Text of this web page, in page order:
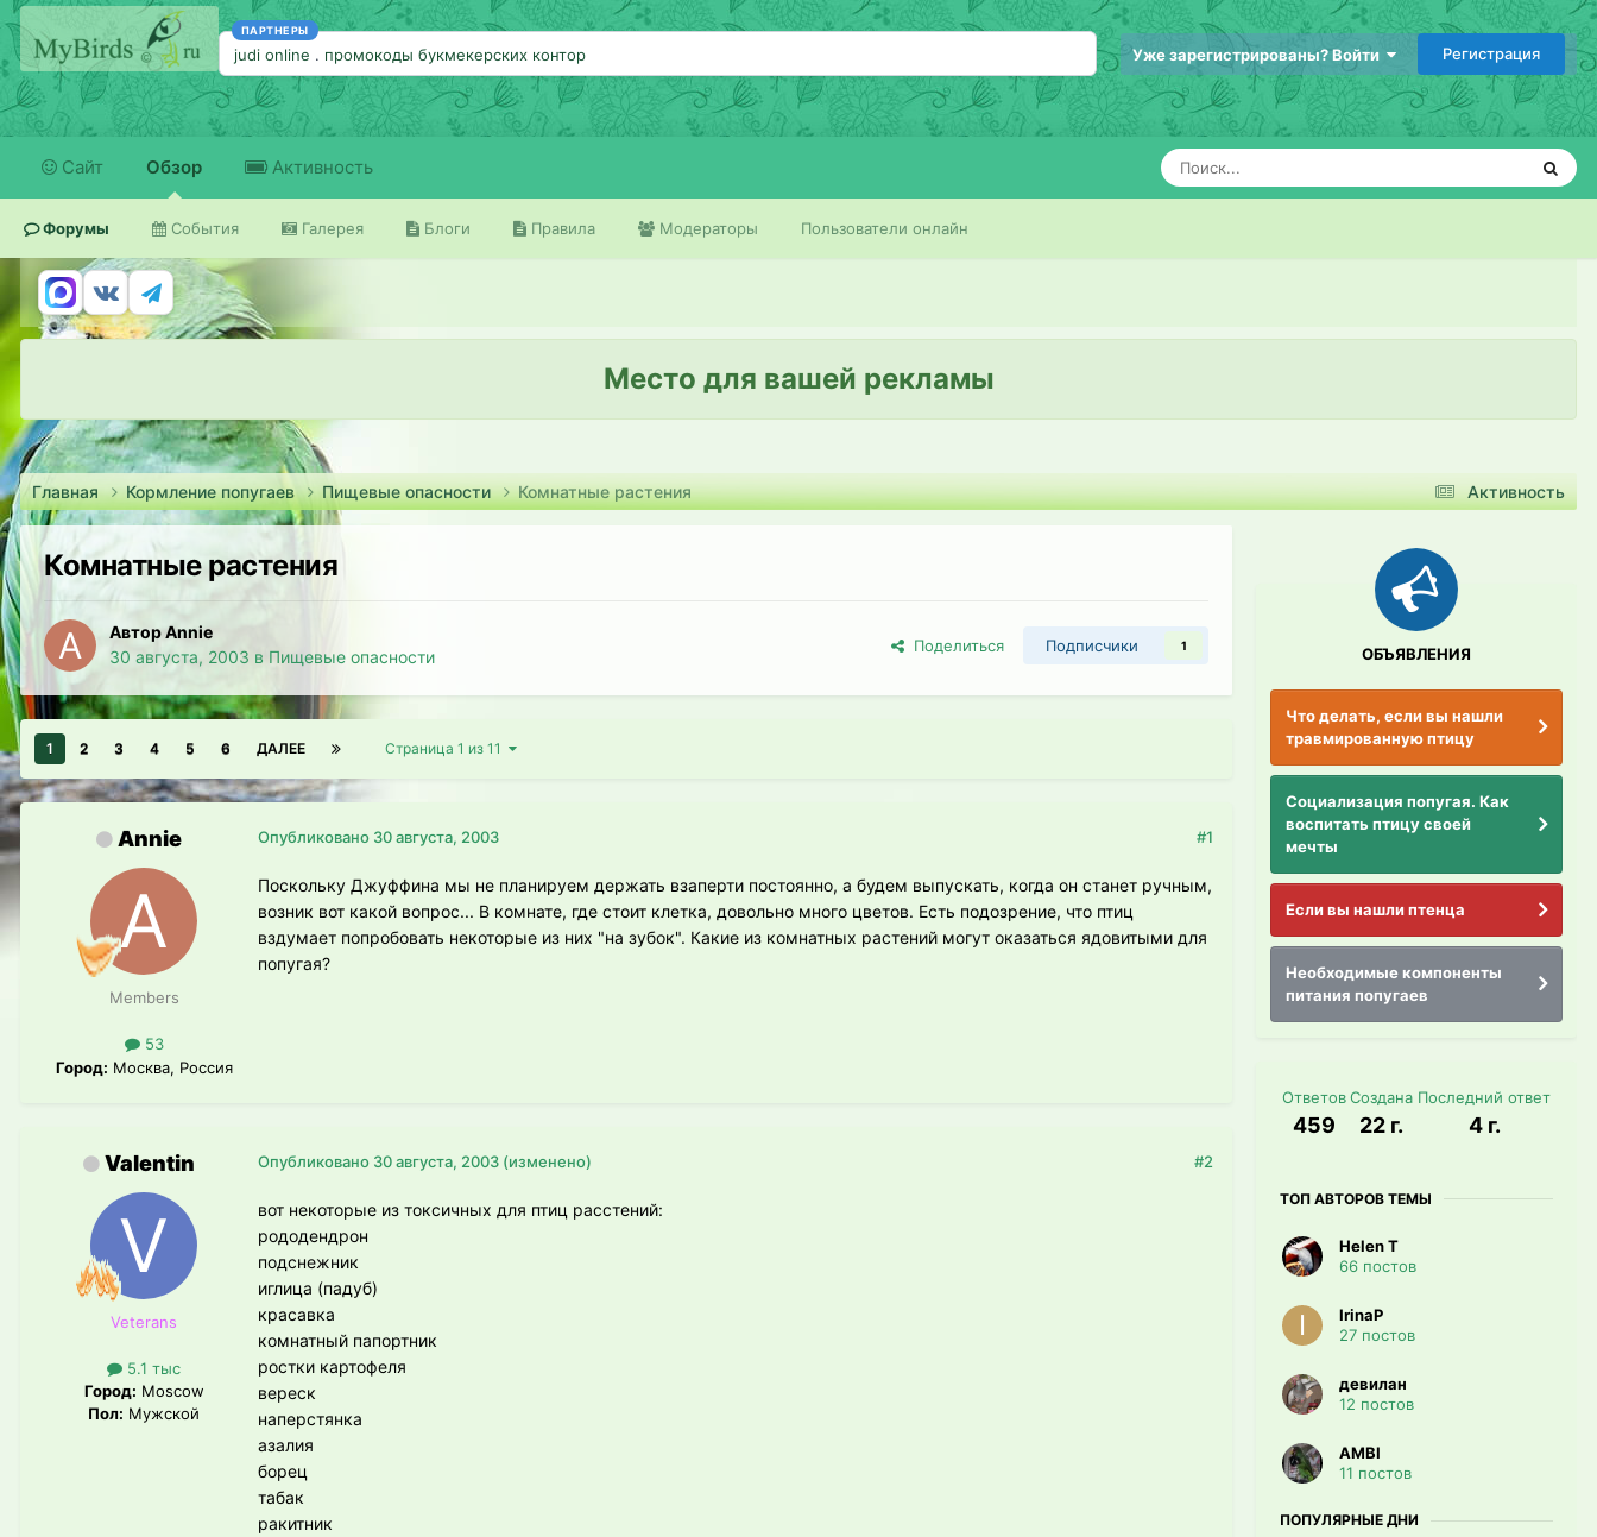
ПАРТНЕРЫ
judi online . промокоды букмекерских контор Уже зарегистрированы? Войти Регистрация
Сайт Обзор
Форумы События Галерея Блоги Правила Модераторы Пользователи онлайн
Активность
Место для вашей рекламы
Активность
Главная Кормление попугаев Пищевые опасности Комнатные растения
Комнатные растения
Автор Annie
30 августа, 2003 в Пищевые опасности
Поделиться Подписчики 1
1 2 3 4 5 6 ДАЛЕЕ Страница 1 из 11
Annie
Members
53
Город: Москва, Россия
#1
Опубликовано 30 августа, 2003
Поскольку Джуффина мы не планируем держать взаперти постоянно, а будем выпускать, когда он станет ручным,
возник вот какой вопрос... В комнате, где стоит клетка, довольно много цветов. Есть подозрение, что птиц
вздумает попробовать некоторые из них "на зубок". Какие из комнатных растений могут оказаться ядовитыми для
попугая?
Valentin
Veterans
5.1 тыс
Город: Moscow
Пол: Мужской
#2
Опубликовано 30 августа, 2003 (изменено)
вот некоторые из токсичных для птиц расстений:
рододендрон
подснежник
иглица (падуб)
красавка
комнатный папортник
ростки картофеля
вереск
наперстянка
азалия
борец
табак
ракитник
ОБЪЯВЛЕНИЯ
Что делать, если вы нашли
травмированную птицу
Социализация попугая. Как
воспитать птицу своей
мечты
Если вы нашли птенца
Необходимые компоненты
питания попугаев
Ответов
459
Создана
22 г.
Последний ответ
4 г.
ТОП АВТОРОВ ТЕМЫ
Helen T
66 постов
IrinaP
27 постов
девилан
12 постов
AMBI
11 постов
ПОПУЛЯРНЫЕ ДНИ